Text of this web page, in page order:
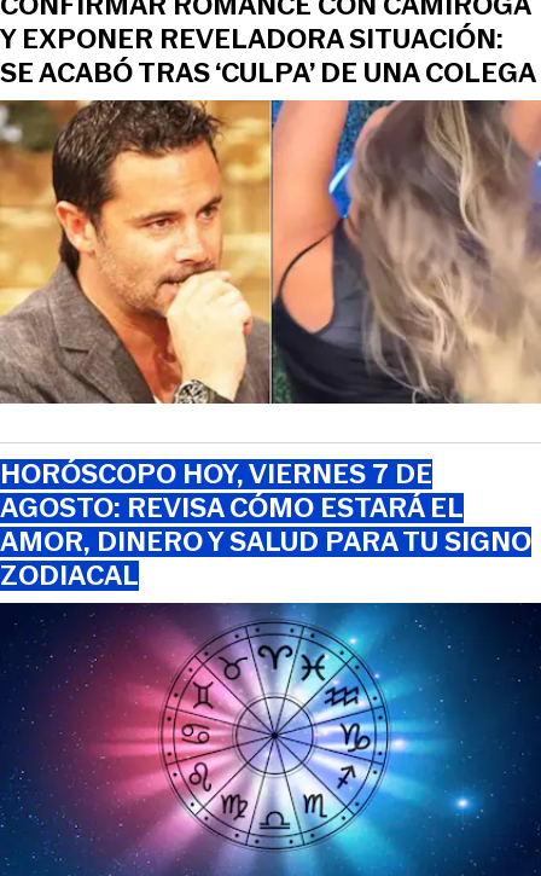
Y EXPONER REVELADORA SITUACIÓN:
SE ACABÓ TRAS ‘CULPA’ DE UNA COLEGA
HORÓSCOPO HOY, VIERNES 7 DE
AGOSTO: REVISA CÓMO ESTARÁ EL
AMOR, DINERO Y SALUD PARA TU SIGNO
ZODIACAL